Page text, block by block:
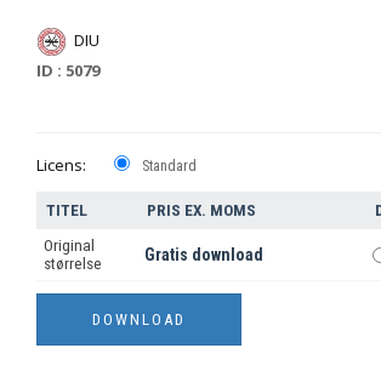
DIU
ID : 5079
Licens: Standard
TITEL PRIS EX. MOMS
Original
størrelse
Gratis download